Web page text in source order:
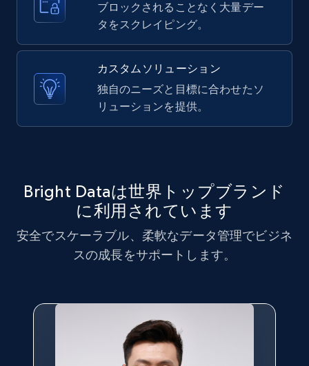
X (formerly Twitter) - Posts - Collecting
Twitter posts URLs
ID, User posted, Name, Description, Date
posted, Photos, URL, Quoted post, and more.
X (formerly Twitter) - Posts - Getting x
posts by array of profiles
ID, User posted, Name, Description, Date
10.3K+ 1.2K+ 無料トライアル
ブロックされることなく大量デー
タをスクレイピング。
カスタムソリューション
独自のニーズと目標に合わせたソ
リューションを提供。
Bright Dataは世界トップブランド
に利用されています
安全でスケーラブル、柔軟なデータ管理でビジネ
スの成長をサポートします。